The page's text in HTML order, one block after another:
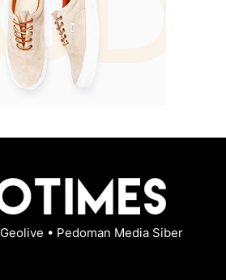
Geolive • Pedoman Media Siber